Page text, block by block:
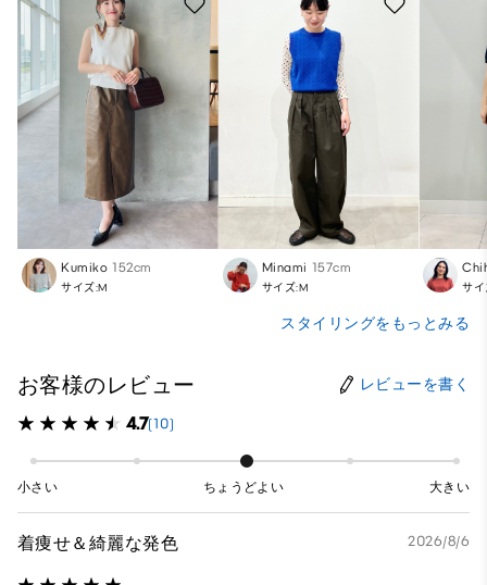
Kumiko 152cm
サイズ:M
Minami 157cm
サイズ:M サイ
スタイリングをもっとみる
お客様のレビュー レビューを書く
4.7(10)
小さい ちょうどよい 大きい
着痩せ＆綺麗な発色 2026/8/6